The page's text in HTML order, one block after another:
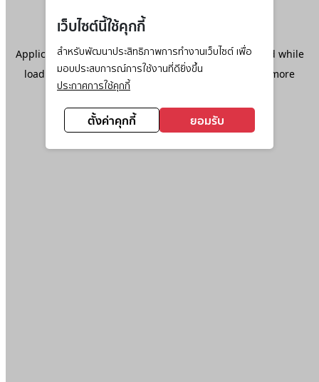
เว็บไซต์นี้ใช้คุกกี้
สำหรับพัฒนาประสิทธิภาพการทำงานเว็บไซต์ เพื่อ
มอบประสบการณ์การใช้งานที่ดียิ่งขึ้น
ประกาศการใช้คุกกี้
ตั้งค่าคุกกี้ ยอมรับ
Application error: aclient-side exception has occurred while
loadingwww.ktc.co.th(see the browser console
for more
information).